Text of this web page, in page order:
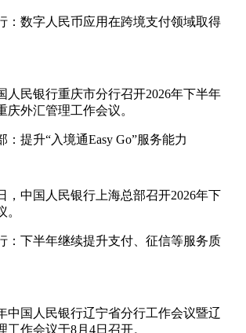
：数字人民币应用在跨境支付领域取得
人民银行重庆市分行召开2026年下半年
庆外汇管理工作会议。
：提升“入境通Easy Go”服务能力
，中国人民银行上海总部召开2026年下
：下半年继续提升支付、征信等服务质
中国人民银行辽宁省分行工作会议暨辽
工作会议于8月4日召开。